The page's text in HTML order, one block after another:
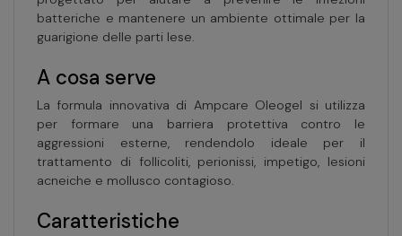
batteriche e mantenere un ambiente ottimale per la
guarigione delle parti lese.
A cosa serve
La formula innovativa di Ampcare Oleogel si utilizza
per formare una barriera protettiva contro le
aggressioni esterne, rendendolo ideale per il
trattamento di follicoliti, perionissi, impetigo, lesioni
acneiche e mollusco contagioso.
Caratteristiche